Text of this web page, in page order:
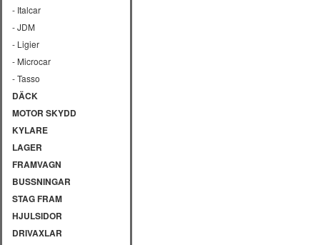
- Italcar
- JDM
- Ligier
- Microcar
- Tasso
DÄCK
MOTOR SKYDD
KYLARE
LAGER
FRAMVAGN
BUSSNINGAR
STAG FRAM
HJULSIDOR
DRIVAXLAR